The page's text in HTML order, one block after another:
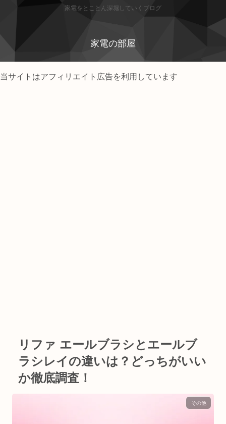
家電をとことん深堀していくブログ
家電の部屋
当サイトはアフィリエイト広告を利用しています
リファ エールブラシとエールブ
ラシレイの違いは？どっちがいい
か徹底調査！
その他